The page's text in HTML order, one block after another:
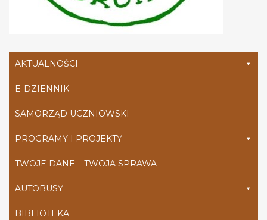
AKTUALNOŚCI
E-DZIENNIK
SAMORZĄD UCZNIOWSKI
PROGRAMY I PROJEKTY
TWOJE DANE – TWOJA SPRAWA
AUTOBUSY
BIBLIOTEKA